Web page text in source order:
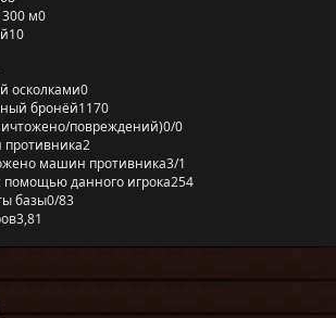
м0
10
осколками0
бронёй1170
повреждений)0/0
2
машин противника3/1
данного игрока254
базы0/83
3,81